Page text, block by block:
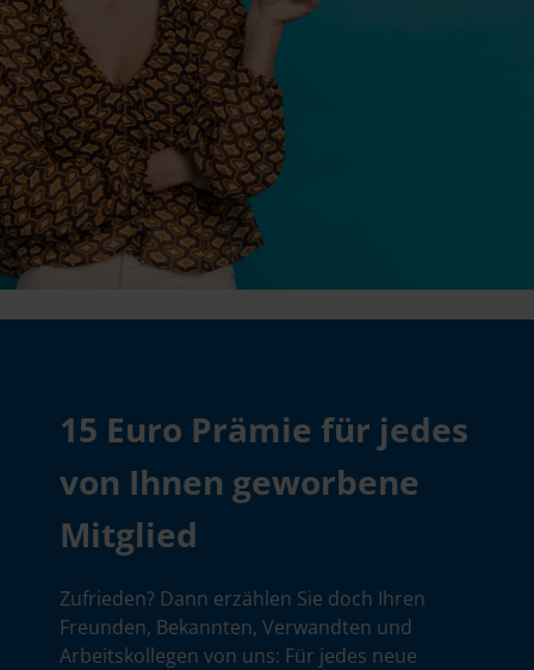
15 Euro Prämie für jedes
von Ihnen geworbene
Mitglied
Zufrieden? Dann erzählen Sie doch Ihren
Freunden, Bekannten, Verwandten und
Arbeitskollegen von uns: Für jedes neue